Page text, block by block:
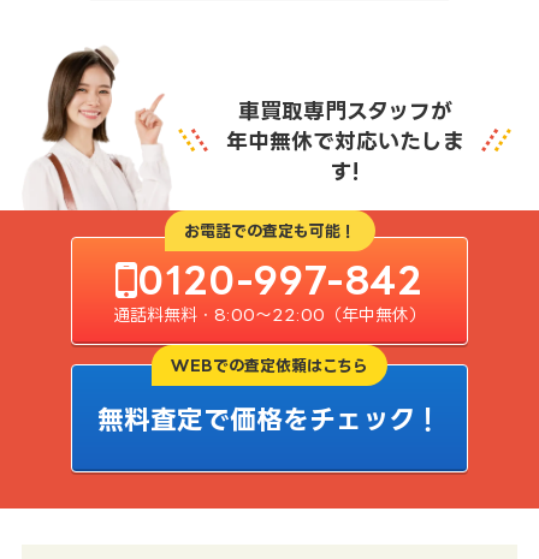
車買取専門スタッフが
年中無休で対応いたしま
す!
お電話での査定も可能！
0120-997-842
通話料無料・8:00〜22:00（年中無休）
WEBでの査定依頼はこちら
無料査定で価格をチェック！